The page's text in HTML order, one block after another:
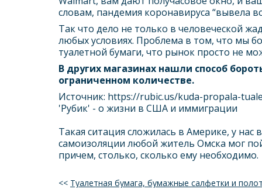
словам, пандемия коронавируса “вывела
Так что дело не только в человеческой
любых условиях. Проблема в том, что мы
туалетной бумаги, что рынок просто не
В других магазинах нашли способ
ограниченном количестве.
Источник: https://rubic.us/kuda-propala-
'Рубик' - о жизни в США и иммиграции
Такая ситация сложилась в Америке, у
самоизоляции любой житель Омска мог
причем, столько, сколько ему необходимо.
<< Туалетная бумага, бумажные салфетки и